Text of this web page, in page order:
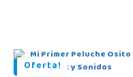
Oferta!